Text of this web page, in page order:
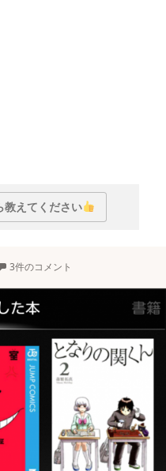
教えてください
3件のコメント